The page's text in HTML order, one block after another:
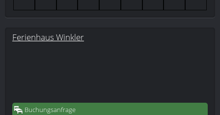
Ferienhaus Winkler
Buchungsanfrage